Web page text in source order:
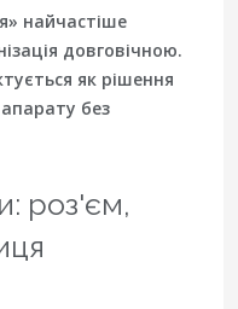
найчастіше
довговічною.
як рішення
без
роз'єм,